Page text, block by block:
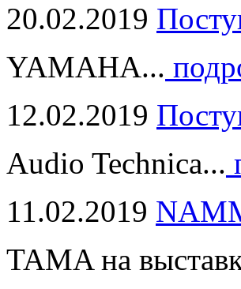
20.02.2019
YAMAHA...
12.02.2019
Audio Technica...
11.02.2019
TAMA на